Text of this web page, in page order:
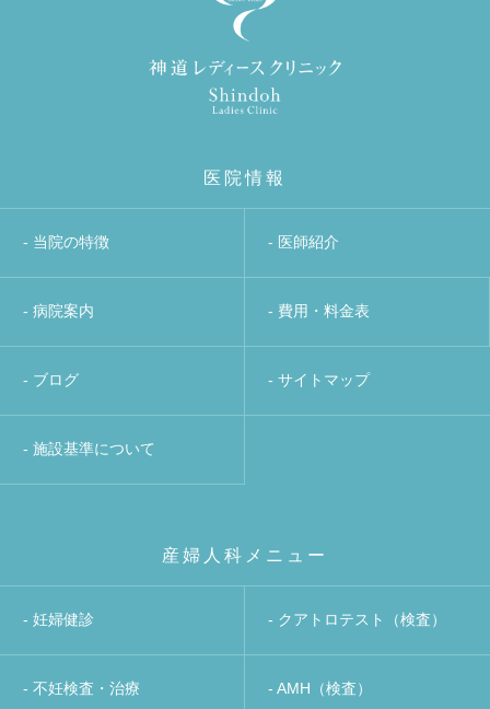
医院情報
- 当院の特徴 - 医師紹介
- 病院案内 - 費用・料金表
- ブログ - サイトマップ
- 施設基準について
産婦人科メニュー
- 妊婦健診 - クアトロテスト（検査）
- 不妊検査・治療 - AMH（検査）